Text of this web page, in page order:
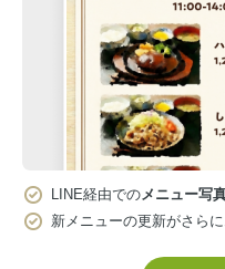
LINE経由でのメニュー写
新メニューの更新がさらに